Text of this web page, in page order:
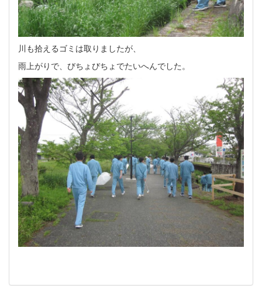
川も拾えるゴミは取りましたが、
雨上がりで、びちょびちょでたいへんでした。